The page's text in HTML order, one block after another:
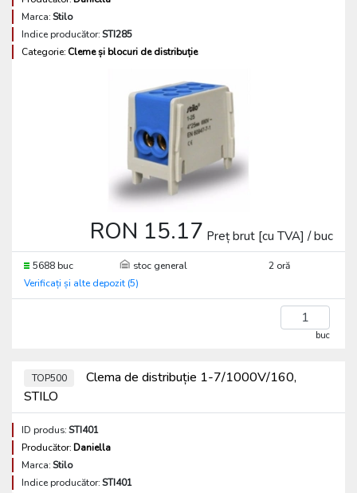
Marca:Stilo
Indice producător:STI285
Categorie: Cleme și blocuri de distribuție
RON 15.17 Preț brut [cu TVA] / buc
5688 buc stoc general
2 oră
Verificați și alte depozit (5)
buc
TOP500
Clema de distribuție 1-7/1000V/160,
STILO
ID produs:STI401
Producător:Daniella
Marca:Stilo
Indice producător:STI401